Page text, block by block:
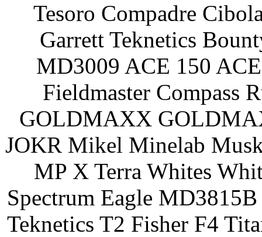
Tesoro Compadre
Garrett Teknetics
MD3009 ACE 150
Fieldmaster Compass
GOLDMAXX
JOKR Mikel Minelab
MP X Terra Whites
Spectrum Eagle
Teknetics T2 Fisher F4